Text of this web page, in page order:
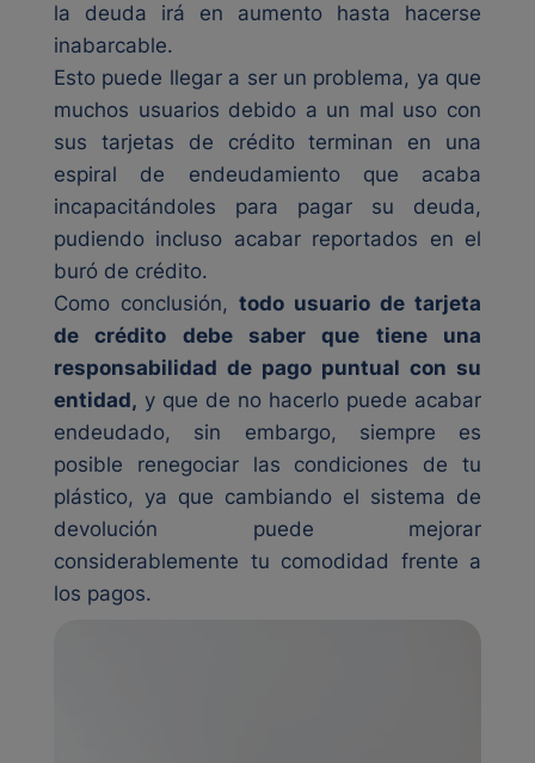
la deuda irá en aumento hasta hacerse
inabarcable.
Esto puede llegar a ser un problema, ya que
muchos usuarios debido a un mal uso con
sus tarjetas de crédito terminan en una
espiral de endeudamiento que acaba
incapacitándoles para pagar su deuda,
pudiendo incluso acabar reportados en el
buró de crédito.
Como conclusión, todo usuario de tarjeta
de crédito debe saber que tiene una
responsabilidad de pago puntual con su
entidad, y que de no hacerlo puede acabar
endeudado, sin embargo, siempre es
posible renegociar las condiciones de tu
plástico, ya que cambiando el sistema de
devolución puede mejorar
considerablemente tu comodidad frente a
los pagos.